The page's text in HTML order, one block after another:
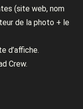
(site web, nom
de la photo + le
d’affiche.
Crew.